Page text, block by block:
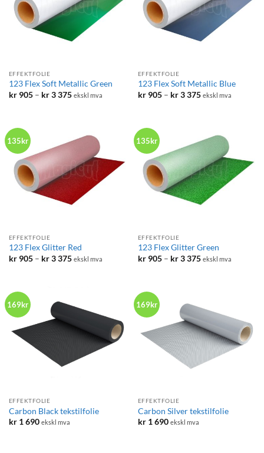
EFFEKTFOLIE
123 Flex Soft Metallic Green
kr905 – kr3 375Prisområde:
ekskl mva
EFFEKTFOLIE
123 Flex Soft Metallic Blue
kr905 – kr3 375Prisområde:
ekskl mva
135kr
EFFEKTFOLIE
123 Flex Glitter Red
kr905 – kr3 375Prisområde:
ekskl mva
135kr
EFFEKTFOLIE
123 Flex Glitter Green
kr905 – kr3 375Prisområde:
ekskl mva
169kr
EFFEKTFOLIE
Carbon Black tekstilfolie
kr1 690 ekskl mva
169kr
EFFEKTFOLIE
Carbon Silver tekstilfolie
kr1 690 ekskl mva